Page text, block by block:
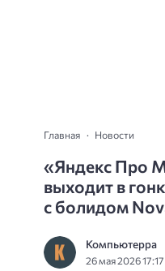
Главная Новости
«Яндекс Про
выходит в
с болидом
Компьютерра
26 мая 2026 17:17